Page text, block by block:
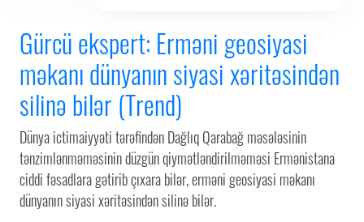
Gürcü ekspert: Erməni geosiyasi
məkanı dünyanın siyasi xəritəsindən
silinə bilər (Trend)
Dünya ictimaiyyəti tərəfindən Dağlıq Qarabağ məsələsinin
tənzimlənməməsinin düzgün qiymətləndirilməməsi Ermənistana
ciddi fəsadlara gətirib çıxara bilər, erməni geosiyasi məkanı
dünyanın siyasi xəritəsindən silinə bilər.